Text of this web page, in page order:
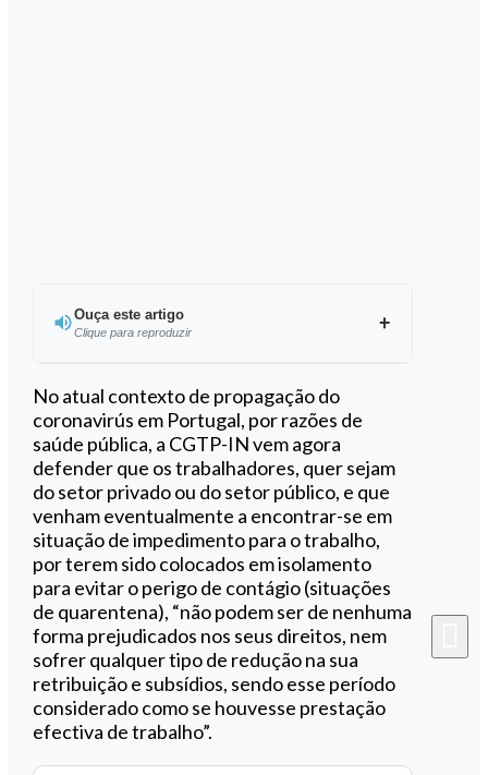
Ouça este artigo
Clique para reproduzir
Ouvir este artigo
No atual contexto de propagação do
coronavirús em Portugal, por razões de
saúde pública, a CGTP-IN vem agora
defender que os trabalhadores, quer sejam
do setor privado ou do setor público, e que
venham eventualmente a encontrar-se em
situação de impedimento para o trabalho,
por terem sido colocados em isolamento
para evitar o perigo de contágio (situações
de quarentena), “não podem ser de nenhuma
forma prejudicados nos seus direitos, nem
sofrer qualquer tipo de redução na sua
retribuição e subsídios, sendo esse período
considerado como se houvesse prestação
efectiva de trabalho”.